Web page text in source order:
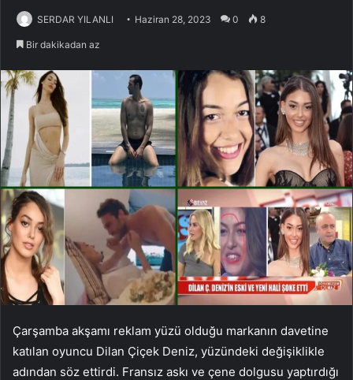
SERDAR YILANLI Haziran 28, 2023 0 8
Bir dakikadan az
Çarşamba akşamı reklam yüzü olduğu markanın davetine
katılan oyuncu Dilan Çiçek Deniz, yüzündeki değişiklikle
adından söz ettirdi. Fransız askı ve çene dolgusu yaptırdığı